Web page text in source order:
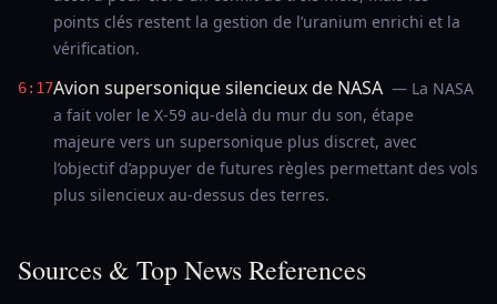
points clés restent la gestion de l’uranium enrichi et la
vérification.
6:17Avion supersonique silencieux de NASA — La NASA
a fait voler le X-59 au-delà du mur du son, étape
majeure vers un supersonique plus discret, avec
l’objectif d’appuyer de futures règles permettant des vols
plus silencieux au-dessus des terres.
Sources & Top News References